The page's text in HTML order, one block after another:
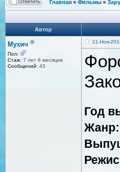
Главная » Фильмы »
Автор
Мухич ®
Пол:
Стаж: 7 лет 8 месяцев
Сообщений: 43
21-Ноя-
Год
Жанр: